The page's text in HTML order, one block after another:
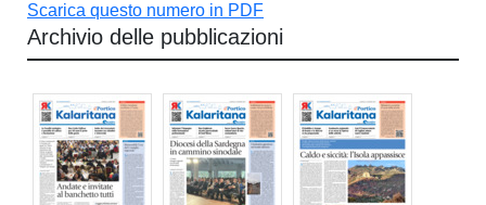
Scarica questo numero in PDF
Archivio delle pubblicazioni